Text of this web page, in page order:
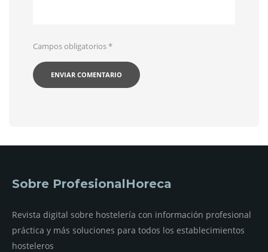
Campos obligatorios*
Sobre ProfesionalHoreca
Revista digital sobre hostelería con información profesional
práctica y más soluciones para todos los establecimientos
hosteleros